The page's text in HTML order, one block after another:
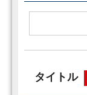
タイトル